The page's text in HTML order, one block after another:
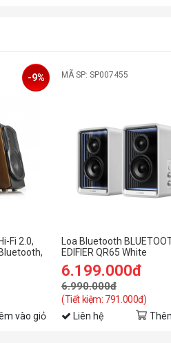
Fi 2.0,
-9%
vào giỏ
MÃ SP: SP007455
Loa Bluetooth
EDIFIER QR65 White
6.199.000đ
6.990.000đ
(Tiết kiệm: 791.000đ)
Liên hệ